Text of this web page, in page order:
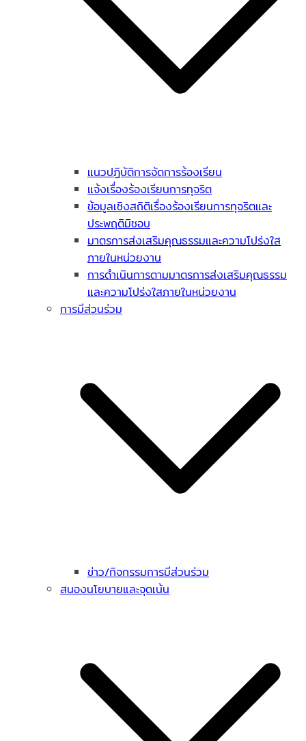
แนวปฏิบัติการจัดการร้องเรียน
แจ้งเรื่องร้องเรียนการทุจริต
ข้อมูลเชิงสถิติเรื่องร้องเรียนการทุจริตและ
ประพฤติมิชอบ
มาตรการส่งเสริมคุณธรรมและความโปร่งใส
ภายในหน่วยงาน
การดำเนินการตามมาตรการส่งเสริมคุณธรรม
และความโปร่งใสภายในหน่วยงาน
การมีส่วนร่วม
ข่าว/กิจกรรมการมีส่วนร่วม
สนองนโยบายและจุดเน้น